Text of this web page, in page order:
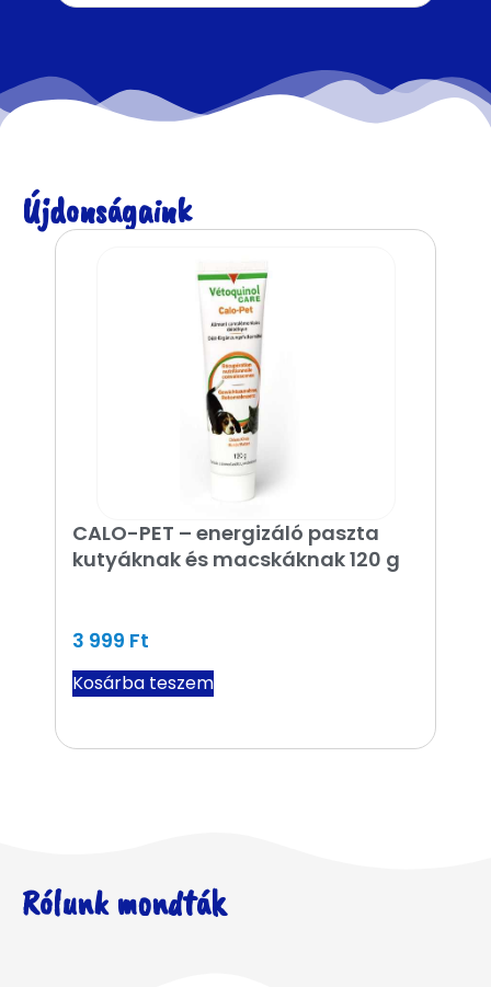
Újdonságaink
CALO-PET – energizáló paszta
kutyáknak és macskáknak 120 g
3 999 Ft
Kosárba teszem
Rólunk mondták